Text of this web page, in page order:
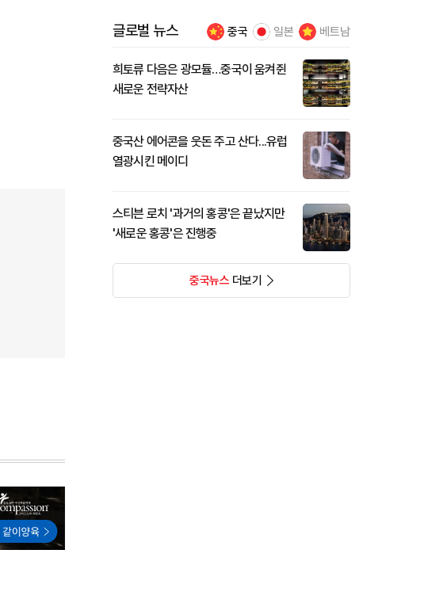
글로벌 뉴스 중국 일본 베트남
희토류 다음은 광모듈…중국이 움켜쥔
새로운 전략자산
중국산 에어콘을 웃돈 주고 산다...유럽
열광시킨 메이디
스티븐 로치 '과거의 홍콩'은 끝났지만
'새로운 홍콩'은 진행중
중국뉴스더보기